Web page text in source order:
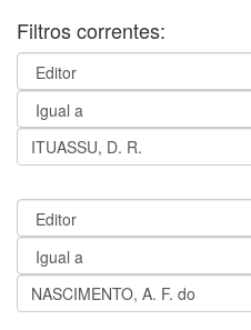
Filtros correntes: